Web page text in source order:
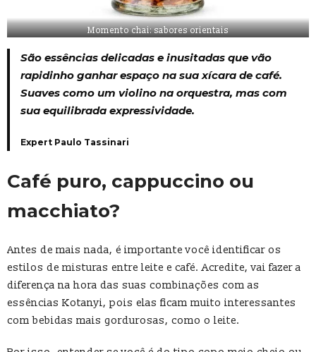
Momento chai: sabores orientais
São essências delicadas e inusitadas que vão
rapidinho ganhar espaço na sua xícara de café.
Suaves como um violino na orquestra, mas com
sua equilibrada expressividade.
Expert Paulo Tassinari
Café puro, cappuccino ou
macchiato?
Antes de mais nada, é importante você identificar os
estilos de misturas entre leite e café. Acredite, vai fazer a
diferença na hora das suas combinações com as
essências Kotanyi, pois elas ficam muito interessantes
com bebidas mais gordurosas, como o leite.